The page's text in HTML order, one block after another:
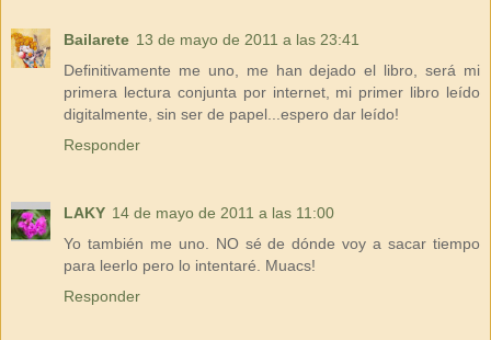
Bailarete 13 de mayo de 2011 a las 23:41
Definitivamente me uno, me han dejado el libro, será mi
primera lectura conjunta por internet, mi primer libro leído
digitalmente, sin ser de papel...espero dar leído!
Responder
LAKY 14 de mayo de 2011 a las 11:00
Yo también me uno. NO sé de dónde voy a sacar tiempo
para leerlo pero lo intentaré. Muacs!
Responder